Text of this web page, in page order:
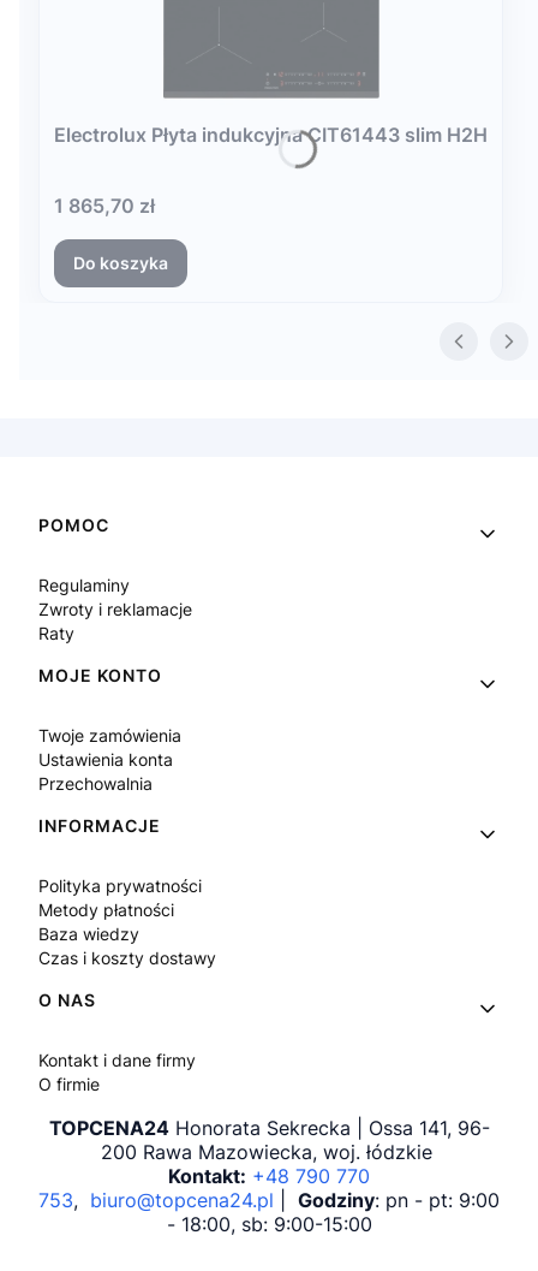
Electrolux Płyta indukcyjna CIT61443 slim H2H
Cena
1 865,70 zł
Do koszyka
Linki w stopce
POMOC
Regulaminy
Zwroty i reklamacje
Raty
MOJE KONTO
Twoje zamówienia
Ustawienia konta
Przechowalnia
INFORMACJE
Polityka prywatności
Metody płatności
Baza wiedzy
Czas i koszty dostawy
O NAS
Kontakt i dane firmy
O firmie
TOPCENA24Honorata Sekrecka | Ossa 141, 96-
200 Rawa Mazowiecka, woj. łódzkie
Kontakt: +48 790 770
753, biuro@topcena24.pl Godziny: pn - pt: 9:00
- 18:00, sb: 9:00-15:00